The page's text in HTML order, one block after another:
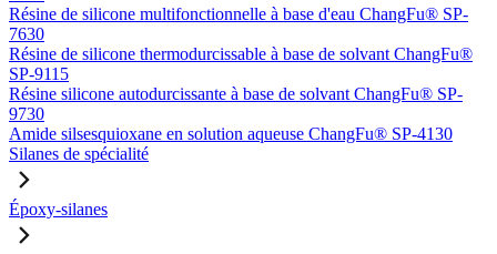
Résine de silicone multifonctionnelle à base d'eau ChangFu® SP-
7630
Résine de silicone thermodurcissable à base de solvant ChangFu®
SP-9115
Résine silicone autodurcissante à base de solvant ChangFu® SP-
9730
Amide silsesquioxane en solution aqueuse ChangFu® SP-4130
Silanes de spécialité
Époxy-silanes